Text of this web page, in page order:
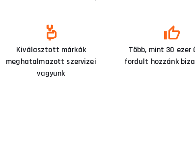
Kiválasztott márkák
meghatalmazott szervizei
vagyunk
Több, mint 30 ezer
fordult hozzánk